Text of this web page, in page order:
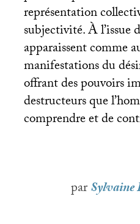
représentation
subjectivité. À l’issue
apparaissent comme
manifestations du
offrant des pouvoirs
destructeurs que
comprendre et de
parSylvaine